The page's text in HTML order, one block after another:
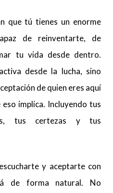
que tú tienes un enorme
de reinventarte, de
tu vida desde dentro.
desde la lucha, sino
de quien eres aquí
implica. Incluyendo tus
tus certezas y tus
y aceptarte con
de forma natural. No